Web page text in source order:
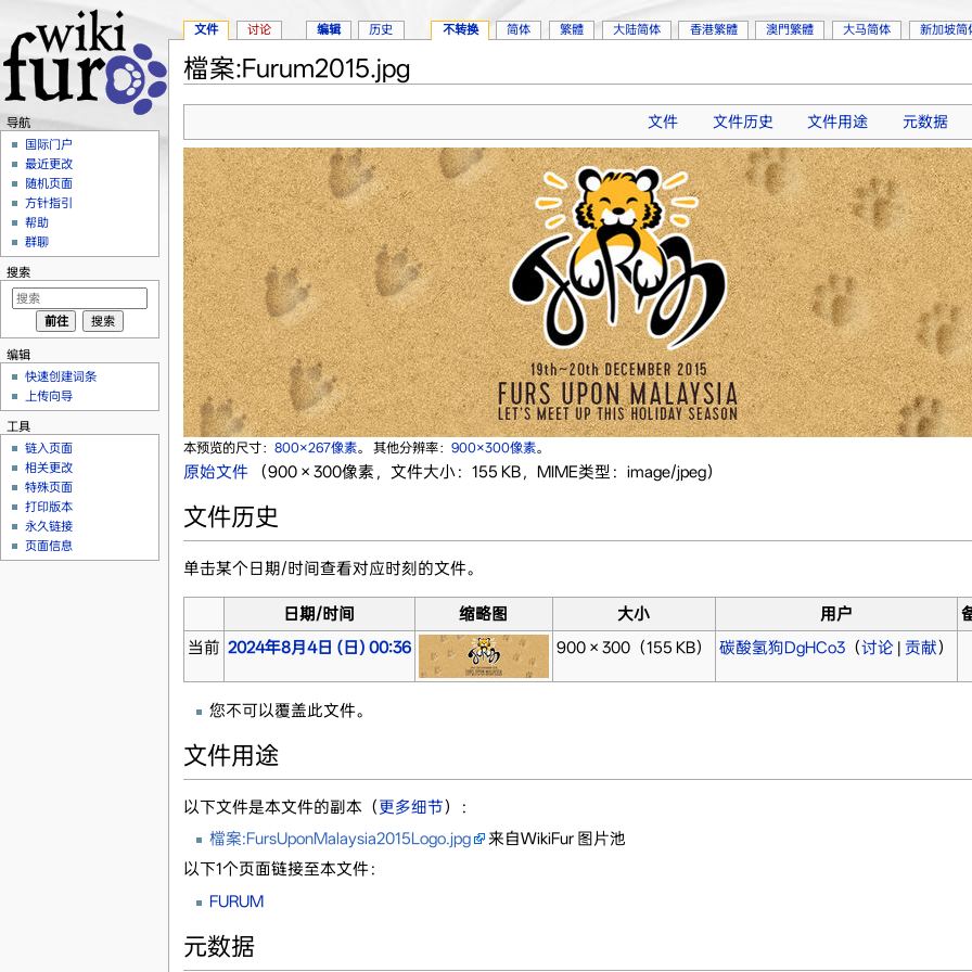
檔案:Furum2015.jpg
文件 文件历史 文件用途 元数据
本预览的尺寸： 800×267像素。 其他分辨率： 900×300像素。
原始文件‎ （900 × 300像素，文件大小：155 KB，MIME类型：image/jpeg）
文件历史
单击某个日期/时间查看对应时刻的文件。
日期/时间 缩略图 大小 用户
当前 2024年8月4日 (日) 00:36 900 × 300（155 KB） 碳酸氢狗DgHCo3（讨论| 贡献）
您不可以覆盖此文件。
文件用途
以下文件是本文件的副本（更多细节）：
檔案:FursUponMalaysia2015Logo.jpg
来自WikiFur 图片池
以下1个页面链接至本文件：
FURUM
元数据
文件 讨论 编辑 历史 不转换 简体 繁體 大陆简体 香港繁體 澳門繁體 大马简体 新加坡简
导航
国际门户
最近更改
随机页面
方针指引
帮助
群聊
搜索
编辑
快速创建词条
上传向导
工具
链入页面
相关更改
特殊页面
打印版本
永久链接
页面信息